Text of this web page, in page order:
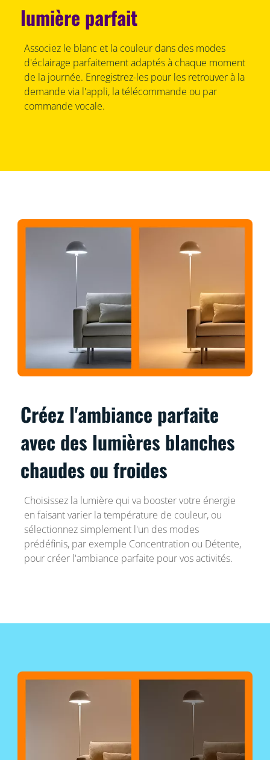
lumière parfait
Associez le blanc et la couleur dans des modes
d'éclairage parfaitement adaptés à chaque moment
de la journée. Enregistrez-les pour les retrouver à la
demande via l'appli, la télécommande ou par
commande vocale.
Créez l'ambiance parfaite
avec des lumières blanches
chaudes ou froides
Choisissez la lumière qui va booster votre énergie
en faisant varier la température de couleur, ou
sélectionnez simplement l'un des modes
prédéfinis, par exemple Concentration ou Détente,
pour créer l'ambiance parfaite pour vos activités.